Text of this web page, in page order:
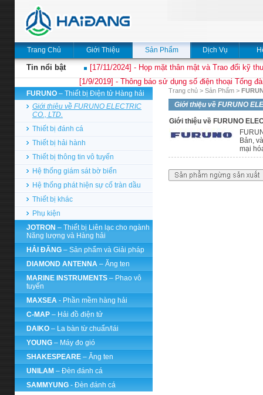
Trang Chủ Giới Thiệu Sản Phẩm Dịch Vụ
Tin nổi bật
[17/11/2024] - Họp mặt thân mật và Trao đổi kỹ
[1/9/2019] - Thông báo sử dụng số điện thoại Tổng
FURUNO – Thiết bị Điện tử Hàng hải
Giới thiệu về FURUNO ELECTRIC
CO., LTD.
Thiết bị đánh cá
Thiết bị hải hành
Thiết bị thông tin vô tuyến
Hệ thống giám sát bờ biển
Hệ thống phát hiện sự cố tràn dầu
Thiết bị khác
Phụ kiện
JOTRON – Thiết bị Liên lạc cho ngành
Năng lượng và Hàng hải
HẢI ĐĂNG – Sản phẩm và Giải pháp
DIAMOND ANTENNA – Ăng ten
MARINE INSTRUMENTS – Phao vô
tuyến
MAXSEA - Phần mềm hàng hải
C-MAP – Hải đồ điện tử
DAIKO – La bàn từ chuẩn/lái
YOUNG – Máy đo gió
SHAKESPEARE – Ăng ten
UNILAM – Đèn đánh cá
SAMMYUNG - Đèn đánh cá
Trang chủ > Sản Phẩm >
Giới thiệu về FURUNO
Giới thiệu về FURUNO
Bản,
mại